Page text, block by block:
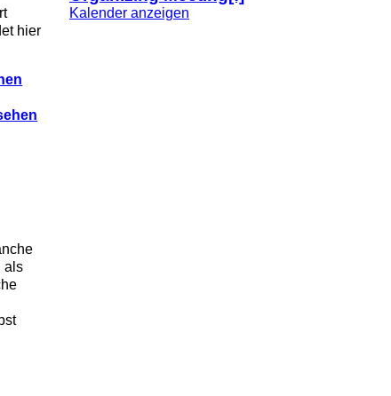
hier
als
Kalender anzeigen